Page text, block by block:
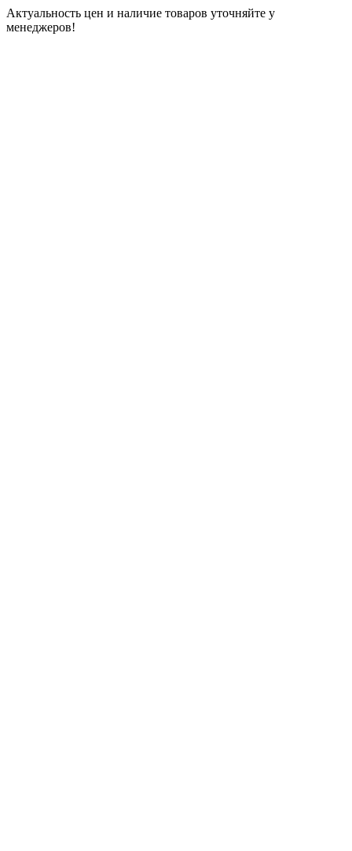
Актуальность цен и наличие товаров уточняйте у
менеджеров!